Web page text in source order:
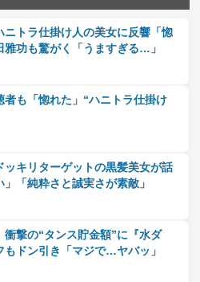
ニトラ仕掛け人の美女に反響「惚
功も驚がく「うますぎる…」
者も「惚れた」“ハニトラ仕掛け
ッキリターゲットの黒髪美女が話
「純粋さと誠実さが素敵」
衝撃の“タンス貯金額”に『水ダ
もドン引き「マジで…ヤバッ」